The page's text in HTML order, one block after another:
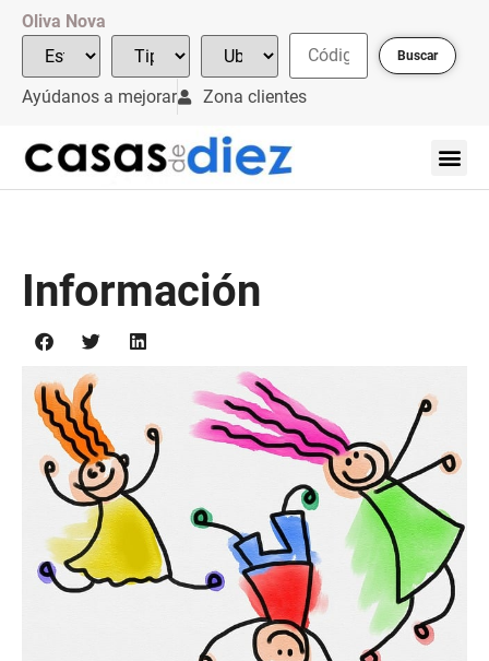
Oliva Nova
Buscar
Ayúdanos a mejorar Zona clientes
Información